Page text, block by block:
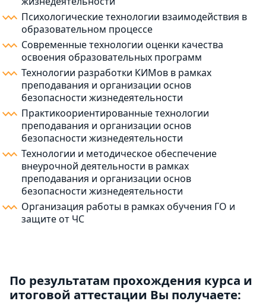
Психологические технологии взаимодействия в
образовательном процессе
Современные технологии оценки качества
освоения образовательных программ
Технологии разработки КИМов в рамках
преподавания и организации основ
безопасности жизнедеятельности
Практикоориентированные технологии
преподавания и организации основ
безопасности жизнедеятельности
Технологии и методическое обеспечение
внеурочной деятельности в рамках
преподавания и организации основ
безопасности жизнедеятельности
Организация работы в рамках обучения ГО и
защите от ЧС
По результатам прохождения курса и
итоговой аттестации Вы получаете: